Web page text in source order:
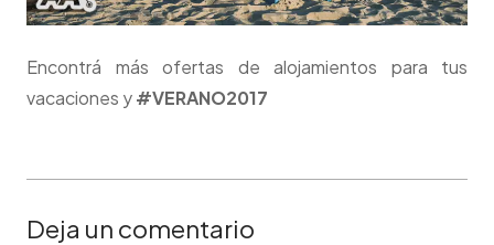
Encontrá más ofertas de alojamientos para tus
vacaciones y#VERANO2017
Deja un comentario